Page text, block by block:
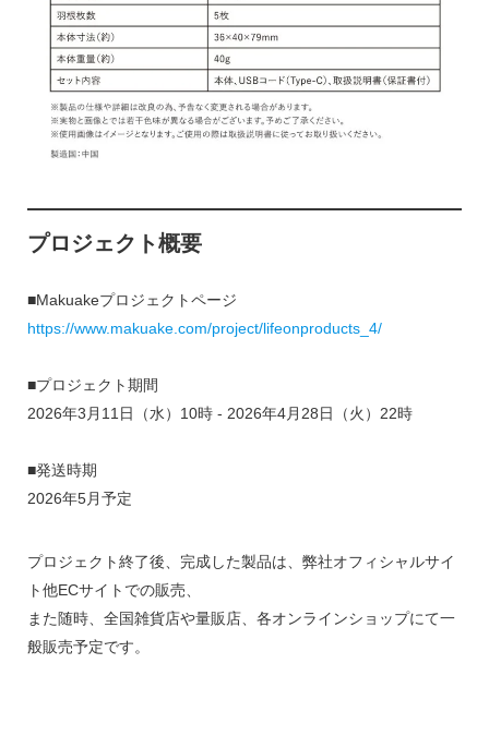
プロジェクト概要
■Makuakeプロジェクトページ
https://www.makuake.com/project/lifeonproducts_4/
■プロジェクト期間
2026年3月11日（水）10時 - 2026年4月28日（火）22時
■発送時期
2026年5月予定
プロジェクト終了後、完成した製品は、弊社オフィシャルサイ
ト他ECサイトでの販売、
また随時、全国雑貨店や量販店、各オンラインショップにて一
般販売予定です。